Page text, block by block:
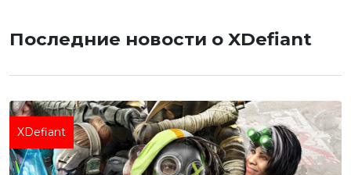
Последние новости о XDefiant
XDefiant